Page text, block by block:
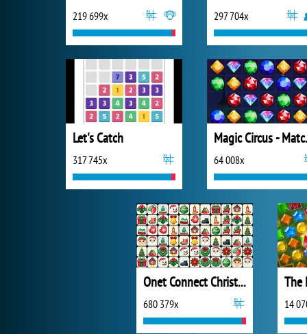
219 699x 297 704x
Let's Catch
317 745x 64 008x
Onet Connect Christmas
680 379x
The
14